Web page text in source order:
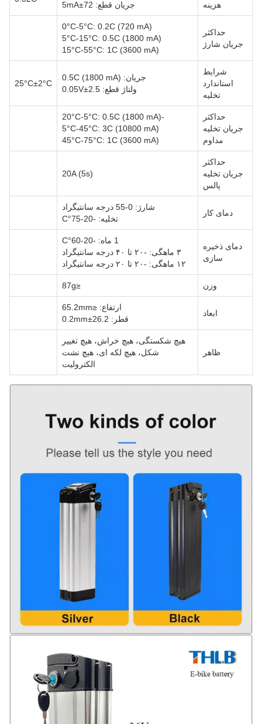
هزینه جریان قطع: 72±5mA
حداکثر
جریان شارژ
0°C-5°C: 0.2C (720 mA)
5°C-15°C: 0.5C (1800 mA)
15°C-55°C: 1C (3600 mA)
شرایط
استاندارد
تخلیه
جریان: 0.5C (1800 mA)
ولتاژ قطع: 2.5±0.05V
25°C±2°C
حداکثر
جریان تخلیه
مداوم
-20°C-5°C: 0.5C (1800 mA)
5°C-45°C: 3C (10800 mA)
45°C-75°C: 1C (3600 mA)
حداکثر
جریان تخلیه
پالس
20A (5s)
دمای کار
شارژ: 0-55 درجه سانتیگراد
تخلیه: -20-75°C
دمای ذخیره
سازی
1 ماه: -20-60°C
۳ ماهگی: -۲۰ تا ۴۰ درجه سانتیگراد
۱۲ ماهگی: -۲۰ تا ۲۰ درجه سانتیگراد
وزن ≤87g
ابعاد
ارتفاع: ≤65.2mm
قطر: 26.2±0.2mm
ظاهر
هیچ شکستگی، هیچ خراش، هیچ تغییر
شکل، هیچ لکه ای، هیچ نشت
الکترولیت